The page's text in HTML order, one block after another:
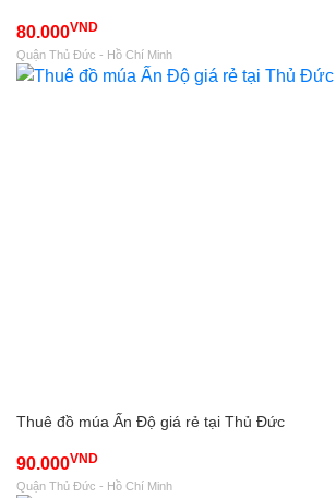
80.000VND
Quận Thủ Đức - Hồ Chí Minh
Thuê đồ múa Ấn Độ giá rẻ tại Thủ Đức
90.000VND
Quận Thủ Đức - Hồ Chí Minh